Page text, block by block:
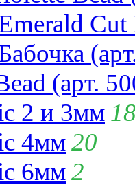
Cut
(арт.
2 и 3мм
4мм20
6мм2